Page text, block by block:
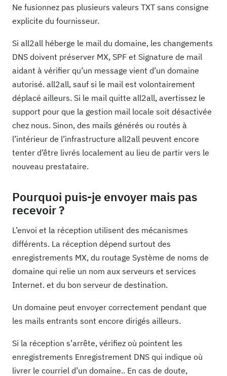
Ne fusionnez pas plusieurs valeurs TXT sans consigne
explicite du fournisseur.
Si all2all héberge le mail du domaine, les changements
DNS doivent préserver MX, SPF et Signature de mail
aidant à vérifier qu’un message vient d’un domaine
autorisé. all2all, sauf si le mail est volontairement
déplacé ailleurs. Si le mail quitte all2all, avertissez le
support pour que la gestion mail locale soit désactivée
chez nous. Sinon, des mails générés ou routés à
l’intérieur de l’infrastructure all2all peuvent encore
tenter d’être livrés localement au lieu de partir vers le
nouveau prestataire.
Pourquoi puis-je envoyer mais pas
recevoir ?
L’envoi et la réception utilisent des mécanismes
différents. La réception dépend surtout des
enregistrements MX, du routage Système de noms de
domaine qui relie un nom aux serveurs et services
Internet. et du bon serveur de destination.
Un domaine peut envoyer correctement pendant que
les mails entrants sont encore dirigés ailleurs.
Si la réception s’arrête, vérifiez où pointent les
enregistrements Enregistrement DNS qui indique où
livrer le courriel d’un domaine.. En cas de doute,